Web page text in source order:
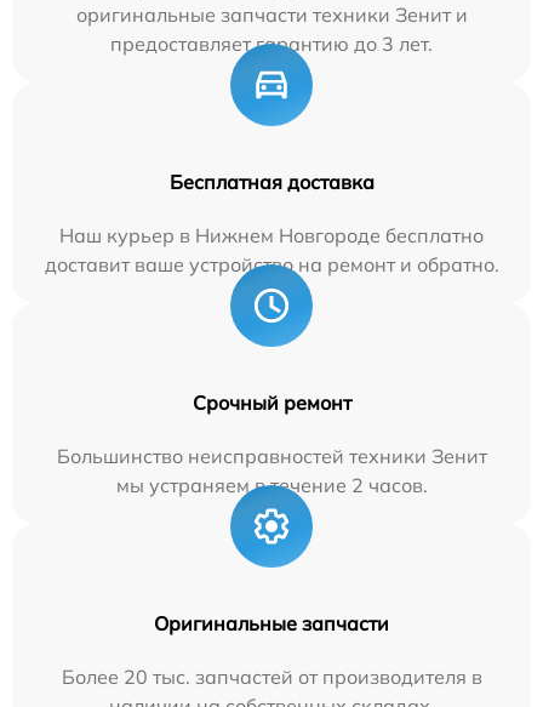
оригинальные запчасти техники Зенит и
предоставляет гарантию до 3 лет.
Бесплатная доставка
Наш курьер в Нижнем Новгороде бесплатно
доставит ваше устройство на ремонт и обратно.
Срочный ремонт
Большинство неисправностей техники Зенит
мы устраняем в течение 2 часов.
Оригинальные запчасти
Более 20 тыс. запчастей от производителя в